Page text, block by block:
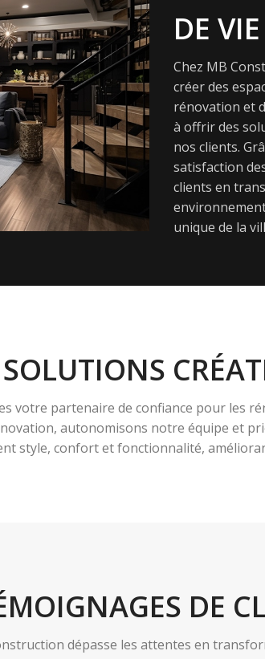
DE
Chez MB
créer des
rénovation et
à offrir des
nos clients.
satisfaction
clients en
unique de la
SOLUTIONS
votre partenaire de confiance pour les
autonomisons notre équipe et
style, confort et fonctionnalité,
DE
dépasse les attentes en